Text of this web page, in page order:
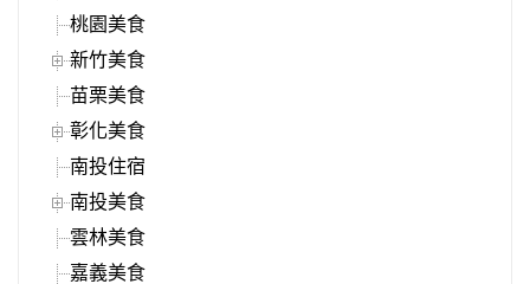
桃園美食
新竹美食
苗栗美食
彰化美食
南投住宿
南投美食
雲林美食
嘉義美食